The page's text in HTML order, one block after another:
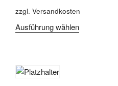
zzgl. Versandkosten
Ausführung wählen